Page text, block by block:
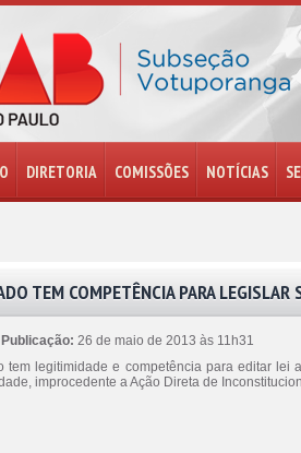
DIRETORIA COMISSÕES NOTÍCIAS
TEM COMPETÊNCIA PARA
26 de maio de 2013 às 11h31
tem legitimidade e competência para editar lei
improcedente a Ação Direta de